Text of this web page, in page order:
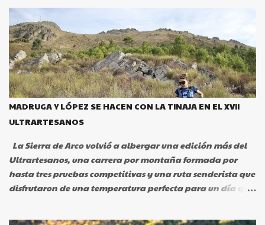
a
r
i
o
s
MADRUGA Y LÓPEZ SE HACEN CON LA TINAJA EN EL XVII
ULTRARTESANOS
La Sierra de Arco volvió a albergar una edición más del
Ultrartesanos, una carrera por montaña formada por
hasta tres pruebas competitivas y una ruta senderista que
disfrutaron de una temperatura perfecta para un día que